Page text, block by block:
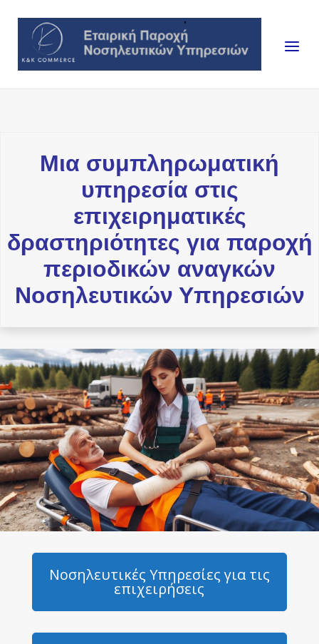
Home
Menu
Μια συμπληρωματική
υπηρεσία στις
επιχειρηματικές
δραστηριότητες για παροχή
περιοδικών αναγκών
Νοσηλευτικών Υπηρεσιών
Νοσηλευτικές Υπηρεσίες για τις
επιχειρήσεις